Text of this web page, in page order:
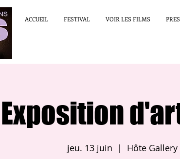
ACCUEIL FESTIVAL VOIR LES FILMS
Exposition
jeu. 13 juin
  |
Hôte Gallery